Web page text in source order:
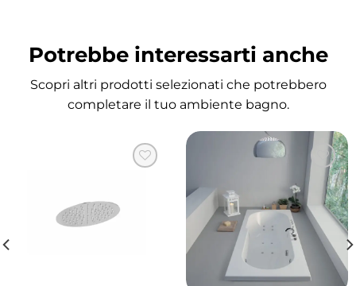
La configurazione centro stanza permette di
valorizzare la vasca da ogni prospettiva,
trasformandola in un vero elemento
Snug si inserisce perfettamente in bagni
moderni, suite private e progetti di interior
Accessori dedicati per un comfort
La vasca può essere completata con
Potrebbe interessarti anche
Scopri altri prodotti selezionati che potrebbero
completare il tuo ambiente bagno.